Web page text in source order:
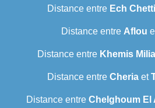
Distance entre Ech
Distance entre Aflou
Distance entre Khemis
Distance entre Cheria et
Distance entre Chelghoum El